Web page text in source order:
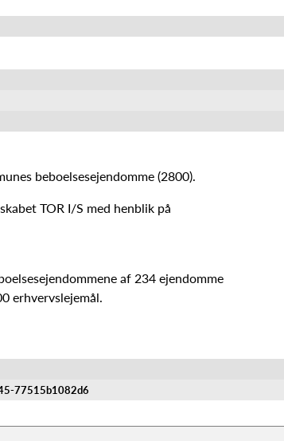
beboelsesejendomme (2800).
TOR I/S med henblik på
af 234 ejendomme
erhvervslejemål.
77515b1082d6